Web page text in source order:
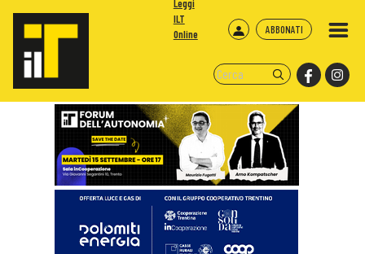
ABBONATI
Leggi
ILT
Online